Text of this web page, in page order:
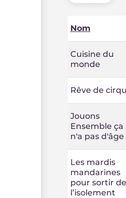
Nom
Cuisine du
monde
Rêve de
Jouons
Ensemble ça
n'a pas d'âge
Les mardis
mandarines
pour sortir de
l’isolement